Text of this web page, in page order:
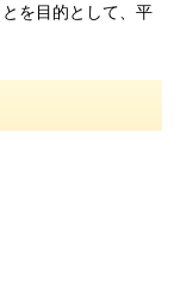
を目的として、平